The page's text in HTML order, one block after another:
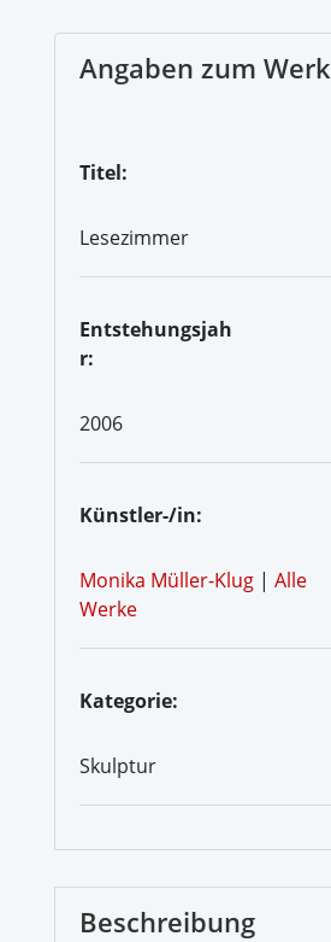
Angaben zum Werk
Titel:
Lesezimmer
Entstehungsjah
r:
2006
Künstler-/in:
Monika Müller-Klug | Alle
Werke
Kategorie:
Skulptur
Beschreibung